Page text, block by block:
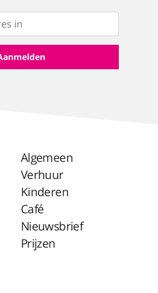
Algemeen
Verhuur
Kinderen
Café
Nieuwsbrief
Prijzen